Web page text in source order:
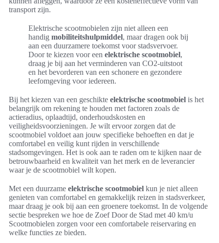
transport zijn.
Elektrische scootmobielen zijn niet alleen een
handig mobiliteitshulpmiddel, maar dragen ook bij
aan een duurzamere toekomst voor stadsvervoer.
Door te kiezen voor een elektrische scootmobiel,
draag je bij aan het verminderen van CO2-uitstoot
en het bevorderen van een schonere en gezondere
leefomgeving voor iedereen.
Bij het kiezen van een geschikte elektrische scootmobiel is het
belangrijk om rekening te houden met factoren zoals de
actieradius, oplaadtijd, onderhoudskosten en
veiligheidsvoorzieningen. Je wilt ervoor zorgen dat de
scootmobiel voldoet aan jouw specifieke behoeften en dat je
comfortabel en veilig kunt rijden in verschillende
stadsomgevingen. Het is ook aan te raden om te kijken naar de
betrouwbaarheid en kwaliteit van het merk en de leverancier
waar je de scootmobiel wilt kopen.
Met een duurzame elektrische scootmobiel kun je niet alleen
genieten van comfortabel en gemakkelijk reizen in stadsverkeer,
maar draag je ook bij aan een groenere toekomst. In de volgende
sectie bespreken we hoe de Zoef Door de Stad met 40 km/u
Scootmobielen zorgen voor een comfortabele reiservaring en
welke functies ze bieden.